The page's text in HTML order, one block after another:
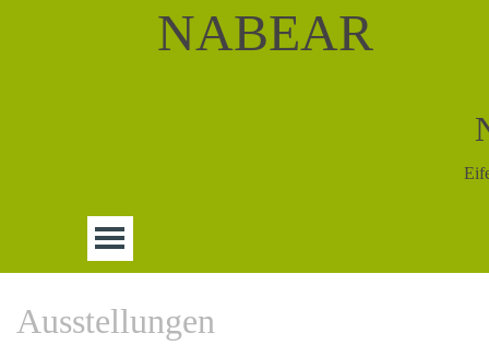
NABEAR
Ausstellungen